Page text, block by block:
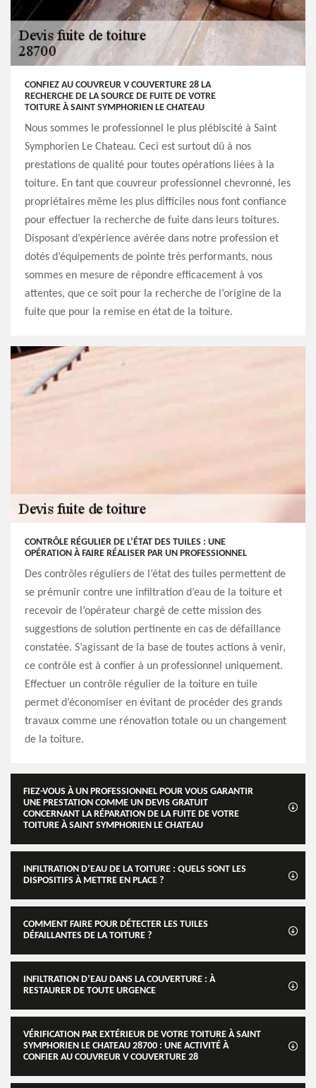
CONFIEZ AU COUVREUR V COUVERTURE 28 LA
RECHERCHE DE LA SOURCE DE FUITE DE VOTRE
TOITURE À SAINT SYMPHORIEN LE CHATEAU
Nous sommes le professionnel le plus plébiscité à Saint
Symphorien Le Chateau. Ceci est surtout dû à nos
prestations de qualité pour toutes opérations liées à la
toiture. En tant que couvreur professionnel chevronné, les
propriétaires même les plus difficiles nous font confiance
pour effectuer la recherche de fuite dans leurs toitures.
Disposant d’expérience avérée dans notre profession et
dotés d’équipements de pointe très performants, nous
sommes en mesure de répondre efficacement à vos
attentes, que ce soit pour la recherche de l’origine de la
fuite que pour la remise en état de la toiture.
CONTRÔLE RÉGULIER DE L’ÉTAT DES TUILES : UNE
OPÉRATION À FAIRE RÉALISER PAR UN PROFESSIONNEL
Des contrôles réguliers de l’état des tuiles permettent de
se prémunir contre une infiltration d’eau de la toiture et
recevoir de l’opérateur chargé de cette mission des
suggestions de solution pertinente en cas de défaillance
constatée. S’agissant de la base de toutes actions à venir,
ce contrôle est à confier à un professionnel uniquement.
Effectuer un contrôle régulier de la toiture en tuile
permet d’économiser en évitant de procéder des grands
travaux comme une rénovation totale ou un changement
de la toiture.
FIEZ-VOUS À UN PROFESSIONNEL POUR VOUS GARANTIR
UNE PRESTATION COMME UN DEVIS GRATUIT
CONCERNANT LA RÉPARATION DE LA FUITE DE VOTRE
TOITURE À SAINT SYMPHORIEN LE CHATEAU
INFILTRATION D’EAU DE LA TOITURE : QUELS SONT LES
DISPOSITIFS À METTRE EN PLACE ?
COMMENT FAIRE POUR DÉTECTER LES TUILES
DÉFAILLANTES DE LA TOITURE ?
INFILTRATION D’EAU DANS LA COUVERTURE : À
RESTAURER DE TOUTE URGENCE
VÉRIFICATION PAR EXTÉRIEUR DE VOTRE TOITURE À SAINT
SYMPHORIEN LE CHATEAU 28700 : UNE ACTIVITÉ À
CONFIER AU COUVREUR V COUVERTURE 28